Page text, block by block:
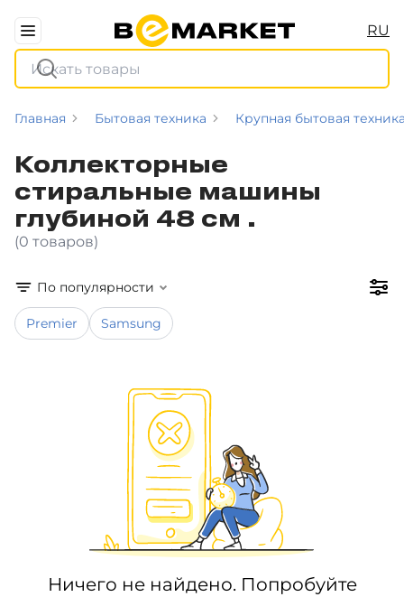
RU
Главная Бытовая техника Крупная бытовая
Коллекторные
стиральные машины
глубиной 48 см .
(0 товаров)
По популярности
Premier Samsung
Ничего не найдено. Попробуйте